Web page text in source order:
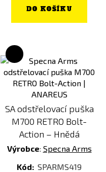
DO KOŠÍKU
SA odstřelovací puška
M700 RETRO Bolt-
Action – Hnědá
Výrobce: Specna Arms
Kód: SPARMS419